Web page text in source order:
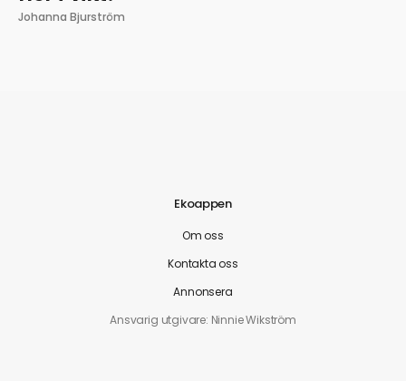
Johanna Bjurström
Ekoappen
Om oss
Kontakta oss
Annonsera
Ansvarig utgivare: Ninnie Wikström